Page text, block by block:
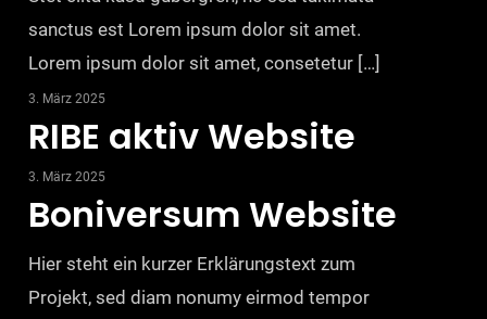
sanctus est Lorem ipsum dolor sit amet.
Lorem ipsum dolor sit amet, consetetur […]
3. März 2025
RIBE aktiv Website
3. März 2025
Boniversum Website
Hier steht ein kurzer Erklärungstext zum
Projekt, sed diam nonumy eirmod tempor